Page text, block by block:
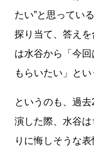
たい”と思ってい
探り当て、答え
は水谷から「今
もらいたい」とい
というのも、過
演した際、水谷
りに悔しそうな